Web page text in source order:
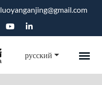
luoyanganjing@gmail.com
русский